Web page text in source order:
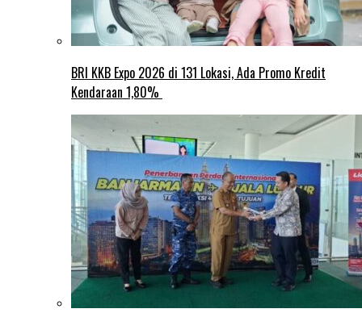
BRI KKB Expo 2026 di 131 Lokasi, Ada Promo Kredit
Kendaraan 1,80%